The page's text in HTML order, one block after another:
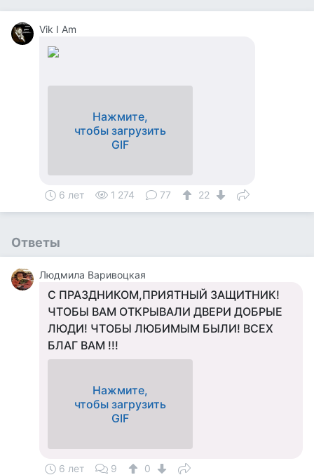
Vik I Am
Нажмите,
чтобы загрузить
GIF
6 лет 1 274 77 22
Ответы
Людмила Варивоцкая
С ПРАЗДНИКОМ,ПРИЯТНЫЙ ЗАЩИТНИК!
ЧТОБЫ ВАМ ОТКРЫВАЛИ ДВЕРИ ДОБРЫЕ
ЛЮДИ! ЧТОБЫ ЛЮБИМЫМ БЫЛИ! ВСЕХ
БЛАГ ВАМ !!!
Нажмите,
чтобы загрузить
GIF
6 лет 9
0